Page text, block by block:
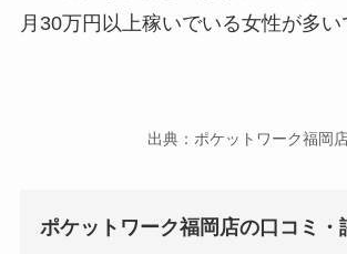
月30万円以上稼いでいる女性が多い
出典：ポケットワーク福岡
ポケットワーク福岡店の口コミ・